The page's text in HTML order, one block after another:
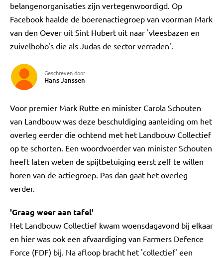
belangenorganisaties zijn vertegenwoordigd. Op
Facebook haalde de boerenactiegroep van voorman Mark
van den Oever uit Sint Hubert uit naar 'vleesbazen en
zuivelbobo's die als Judas de sector verraden'.
Geschreven door
Hans Janssen
Voor premier Mark Rutte en minister Carola Schouten
van Landbouw was deze beschuldiging aanleiding om het
overleg eerder die ochtend met het Landbouw Collectief
op te schorten. Een woordvoerder van minister Schouten
heeft laten weten de spijtbetuiging eerst zelf te willen
horen van de actiegroep. Pas dan gaat het overleg
verder.
'Graag weer aan tafel'
Het Landbouw Collectief kwam woensdagavond bij elkaar
en hier was ook een afvaardiging van Farmers Defence
Force (FDF) bij. Na afloop bracht het 'collectief' een